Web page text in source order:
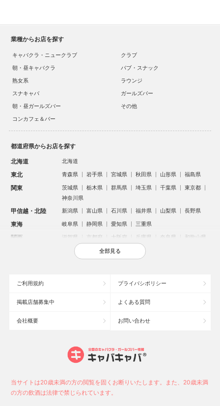
業種からお店を探す
キャバクラ・ニュークラブ
クラブ
朝・昼キャバクラ
パブ・スナック
熟女系
ラウンジ
スナキャバ
ガールズバー
朝・昼ガールズバー
その他
コンカフェ＆バー
都道府県からお店を探す
北海道 北海道
東北 青森県 岩手県 宮城県 秋田県 山形県 福島県
関東 茨城県 栃木県 群馬県 埼玉県 千葉県
東京都
神奈川県
甲信越・北陸 新潟県 富山県 石川県 福井県 山梨県 長野県
東海 岐阜県 静岡県 愛知県 三重県
関西 滋賀県 京都府 大阪府 兵庫県 奈良県 和歌山県
鳥取県 島根県 岡山県 広島県
沖縄県
大宮のキャバクラ
六本木のキャバクラ
池袋駅（西口）のキャバクラ
新潟駅前のキャバクラ
全部見る
ご利用規約 プライバシポリシー
掲載店舗募集中 よくある質問
会社概要 お問い合わせ
当サイトは20歳未満の方の閲覧を固くお断りいたします。また、20歳未満
の方の飲酒は法律で禁じられています。